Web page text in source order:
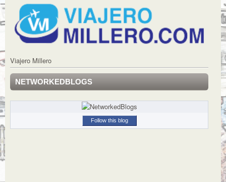
Viajero Millero
NETWORKEDBLOGS
Follow this blog